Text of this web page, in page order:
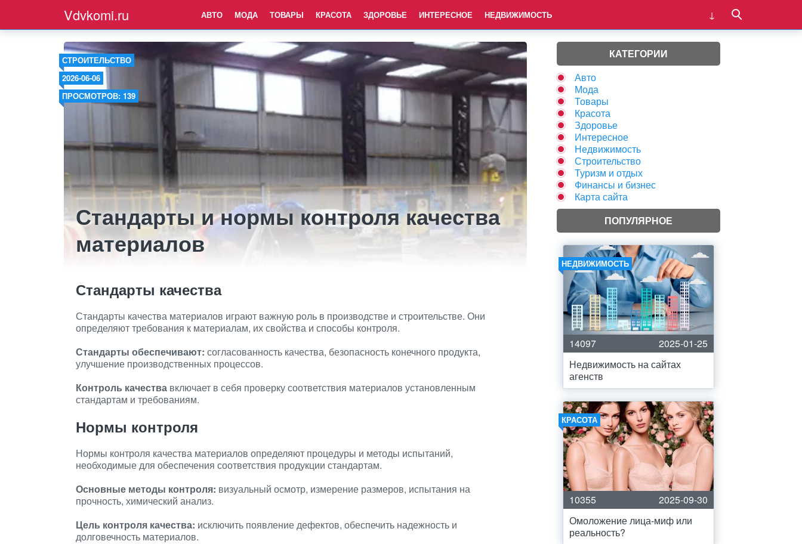
Vdvkomi.ru АВТО МОДА ТОВАРЫ КРАСОТА ЗДОРОВЬЕ ИНТЕРЕСНОЕ НЕДВИЖИМОСТЬ
СТРОИТЕЛЬСТВО
2026-06-06
ПРОСМОТРОВ: 139
Стандарты и нормы контроля качества
материалов
Стандарты качества
Стандарты качества материалов играют важную роль в производстве и строительстве. Они
определяют требования к материалам, их свойства и способы контроля.
Стандарты обеспечивают: согласованность качества, безопасность конечного продукта,
улучшение производственных процессов.
Контроль качества включает в себя проверку соответствия материалов установленным
стандартам и требованиям.
Нормы контроля
Нормы контроля качества материалов определяют процедуры и методы испытаний,
необходимые для обеспечения соответствия продукции стандартам.
Основные методы контроля: визуальный осмотр, измерение размеров, испытания на
прочность, химический анализ.
Цель контроля качества: исключить появление дефектов, обеспечить надежность и
долговечность материалов.
КАТЕГОРИИ
Авто
Мода
Товары
Красота
Здоровье
Интересное
Недвижимость
Строительство
Туризм и отдых
Финансы и бизнес
Карта сайта
ПОПУЛЯРНОЕ
НЕДВИЖИМОСТЬ
14097
2025-01-25
Недвижимость на сайтах
агенств
КРАСОТА
10355
2025-09-30
Омоложение лица-миф или
реальность?